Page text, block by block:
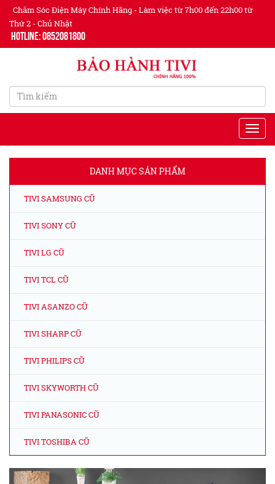
Chăm Sóc Điện Máy Chính Hãng - Làm việc từ 7h00 đến 22h00 từ
Thứ 2 - Chủ Nhật
Hotline: 0852081800
DANH MỤC SẢN PHẨM
TIVI SAMSUNG CŨ
TIVI SONY CŨ
TIVI LG CŨ
TIVI TCL CŨ
TIVI ASANZO CŨ
TIVI SHARP CŨ
TIVI PHILIPS CŨ
TIVI SKYWORTH CŨ
TIVI PANASONIC CŨ
TIVI TOSHIBA CŨ
Previous